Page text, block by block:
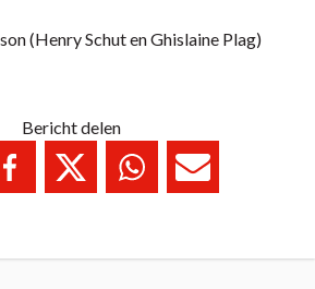
(Henry Schut en Ghislaine Plag)
Bericht delen